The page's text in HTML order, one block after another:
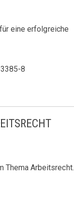
eine erfolgreiche
8
Thema Arbeitsrecht.